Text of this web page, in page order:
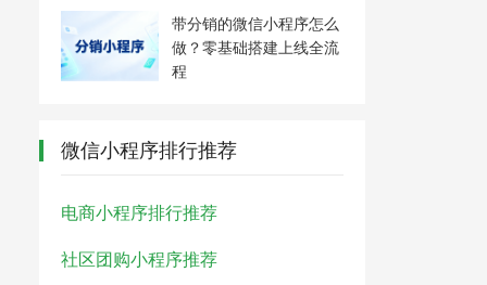
带分销的微信小程序怎么
做？零基础搭建上线全流
程
微信小程序排行推荐
电商小程序排行推荐
社区团购小程序推荐